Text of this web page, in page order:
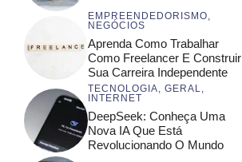
EMPREENDEDORISMO,
NEGÓCIOS
Aprenda Como Trabalhar
Como Freelancer E Construir
Sua Carreira Independente
TECNOLOGIA, GERAL,
INTERNET
DeepSeek: Conheça Uma
Nova IA Que Está
Revolucionando O Mundo